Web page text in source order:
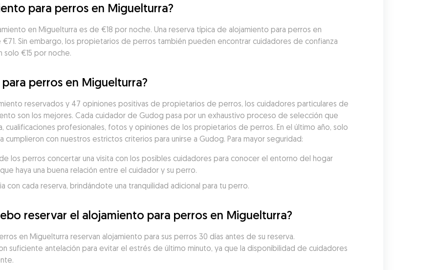
para perros en Miguelturra?
en Miguelturra es de €18 por noche. Una reserva típica de alojamiento para perros en
Sin embargo, los propietarios de perros también pueden encontrar cuidadores de confianza
solo €15 por noche.
perros en Miguelturra?
reservados y 47 opiniones positivas de propietarios de perros, los cuidadores particulares de
son los mejores. Cada cuidador de Gudog pasa por un exhaustivo proceso de selección que
cualificaciones profesionales, fotos y opiniones de los propietarios de perros. En el último año, solo
cumplieron con nuestros estrictos criterios para unirse a Gudog. Para mayor seguridad:
los perros concertar una visita con los posibles cuidadores para conocer el entorno del hogar
haya una buena relación entre el cuidador y su perro.
con cada reserva, brindándote una tranquilidad adicional para tu perro.
reservar el alojamiento para perros en Miguelturra?
en Miguelturra reservan alojamiento para sus perros 30 días antes de su reserva.
suficiente antelación para evitar el estrés de último minuto, ya que la disponibilidad de cuidadores